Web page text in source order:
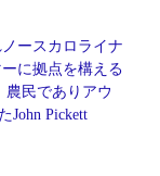
ースカロライナ
に拠点を構える
農民でありアウ
John Pickett